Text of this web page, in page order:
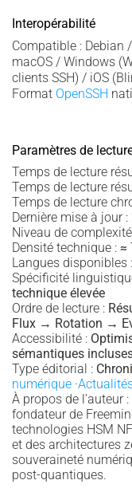
Interopérabilité
Compatible : Debian
macOS / Windows
clients SSH) / iOS
Format OpenSSH
Paramètres de
Temps de lecture
Temps de lecture
Temps de lecture
Dernière mise à jour :
Niveau de
Densité technique : ≈
Langues disponibles :
Spécificité
technique élevée
Ordre de lecture :
Flux → Rotation →
Accessibilité :
sémantiques
Type éditorial :
numérique ·
À propos de l’auteur :
fondateur de
technologies HSM
et des architectures
souveraineté
post-quantiques.